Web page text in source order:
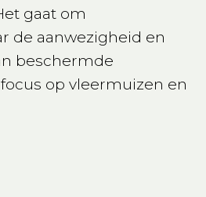
gaat om
de aanwezigheid en
beschermde
op vleermuizen en